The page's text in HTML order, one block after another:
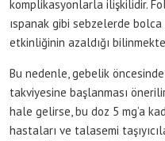
komplikasyonlarla ilişkilidir.
ıspanak gibi sebzelerde bolca
etkinliğinin azaldığı
Bu nedenle, gebelik
takviyesine başlanması
hale gelirse, bu doz 5 mg’a
hastaları ve talasemi